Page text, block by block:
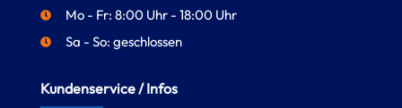
Mo - Fr: 8:00 Uhr - 18:00 Uhr
Sa - So: geschlossen
Kundenservice / Infos